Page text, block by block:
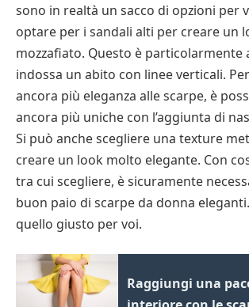
sono in realtà un sacco di opzioni per
optare per i sandali alti per creare un
mozzafiato. Questo è particolarmente
indossa un abito con linee verticali.
ancora più eleganza alle scarpe, è
ancora più uniche con l’aggiunta di
Si può anche scegliere una texture
creare un look molto elegante. Con
tra cui scegliere, è sicuramente
buon paio di scarpe da donna
quello giusto per voi.
Raggiungi una